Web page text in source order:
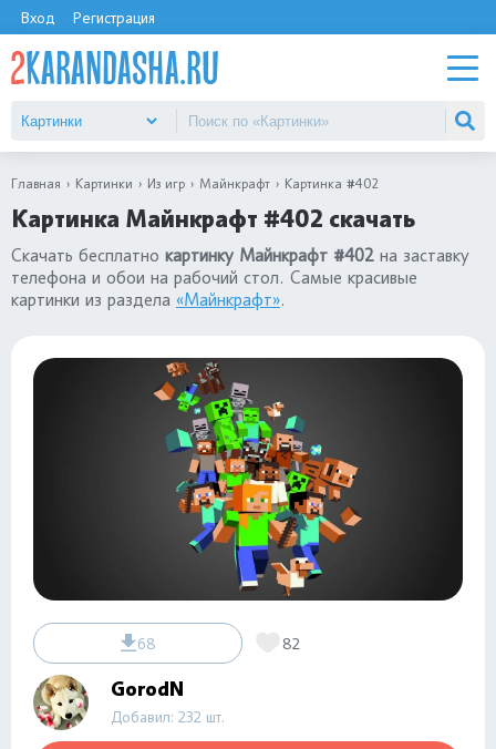
Вход Регистрация
Главная Картинки Из игр Майнкрафт Картинка #402
Картинка Майнкрафт #402 скачать
Скачать бесплатно картинку Майнкрафт #402 на заставку
телефона и обои на рабочий стол. Самые красивые
картинки из раздела «Майнкрафт».
68 82
GorodN
Добавил: 232 шт.